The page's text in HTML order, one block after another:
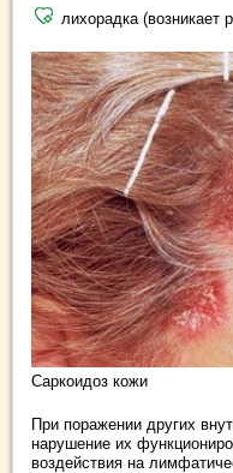
лихорадка (возникает
Саркоидоз кожи
При поражении других
нарушение их
воздействия на